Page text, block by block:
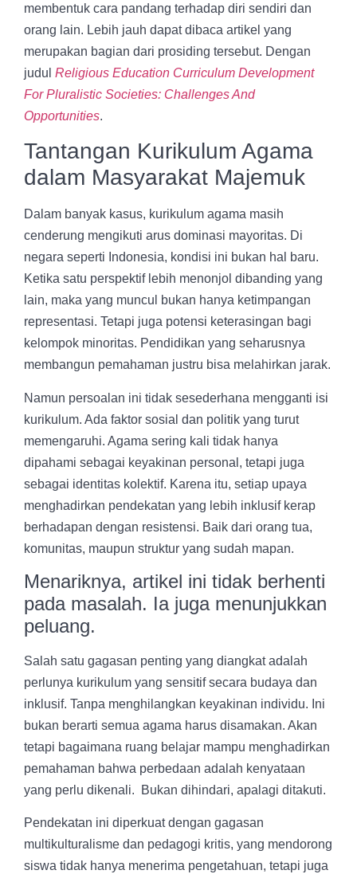
membentuk cara pandang terhadap diri sendiri dan
orang lain. Lebih jauh dapat dibaca artikel yang
merupakan bagian dari prosiding tersebut. Dengan
judul Religious Education Curriculum Development
For Pluralistic Societies: Challenges And
Opportunities.
Tantangan Kurikulum Agama
dalam Masyarakat Majemuk
Dalam banyak kasus, kurikulum agama masih
cenderung mengikuti arus dominasi mayoritas. Di
negara seperti Indonesia, kondisi ini bukan hal baru.
Ketika satu perspektif lebih menonjol dibanding yang
lain, maka yang muncul bukan hanya ketimpangan
representasi. Tetapi juga potensi keterasingan bagi
kelompok minoritas. Pendidikan yang seharusnya
membangun pemahaman justru bisa melahirkan jarak.
Namun persoalan ini tidak sesederhana mengganti isi
kurikulum. Ada faktor sosial dan politik yang turut
memengaruhi. Agama sering kali tidak hanya
dipahami sebagai keyakinan personal, tetapi juga
sebagai identitas kolektif. Karena itu, setiap upaya
menghadirkan pendekatan yang lebih inklusif kerap
berhadapan dengan resistensi. Baik dari orang tua,
komunitas, maupun struktur yang sudah mapan.
Menariknya, artikel ini tidak berhenti
pada masalah. Ia juga menunjukkan
peluang.
Salah satu gagasan penting yang diangkat adalah
perlunya kurikulum yang sensitif secara budaya dan
inklusif. Tanpa menghilangkan keyakinan individu. Ini
bukan berarti semua agama harus disamakan. Akan
tetapi bagaimana ruang belajar mampu menghadirkan
pemahaman bahwa perbedaan adalah kenyataan
yang perlu dikenali. Bukan dihindari, apalagi ditakuti.
Pendekatan ini diperkuat dengan gagasan
multikulturalisme dan pedagogi kritis, yang mendorong
siswa tidak hanya menerima pengetahuan, tetapi juga